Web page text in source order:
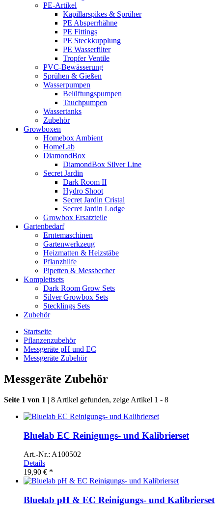
PE-Artikel
Kapillarspikes & Sprüher
PE Absperrhähne
PE Fittings
PE Steckkupplung
PE Wasserfilter
Tropfer Ventile
PVC-Bewässerung
Sprühen & Gießen
Wasserpumpen
Belüftungspumpen
Tauchpumpen
Wassertanks
Zubehör
Growboxen
Homebox Ambient
HomeLab
DiamondBox
DiamondBox Silver Line
Secret Jardin
Dark Room II
Hydro Shoot
Secret Jardin Cristal
Secret Jardin Lodge
Growbox Ersatzteile
Gartenbedarf
Erntemaschinen
Gartenwerkzeug
Heizmatten & Heizstäbe
Pflanzhilfe
Pipetten & Messbecher
Komplettsets
Dark Room Grow Sets
Silver Growbox Sets
Stecklings Sets
Zubehör
Startseite
Pflanzenzubehör
Messgeräte pH und EC
Messgeräte Zubehör
Messgeräte Zubehör
Seite 1 von 1 | 8 Artikel gefunden, zeige Artikel 1 - 8
Bluelab EC Reinigungs- und Kalibrierset
Art.-Nr.: A100502
Details
19,90 € *
Bluelab pH & EC Reinigungs- und Kalibrierset